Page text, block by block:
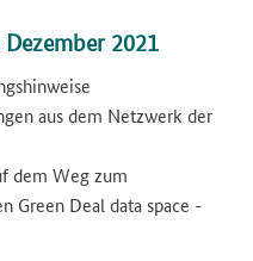
2021
aus dem Netzwerk der
dem Weg zum
Green Deal data space -